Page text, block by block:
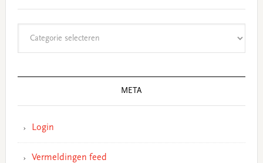
META
Login
Vermeldingen feed